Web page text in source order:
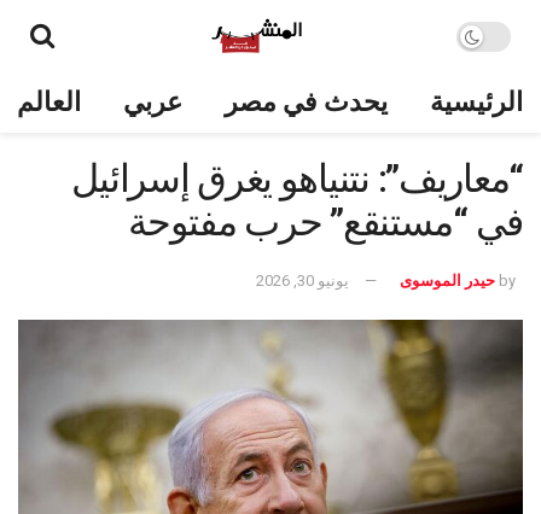
الرئيسية يحدث في مصر عربي العالم
“معاريف”: نتنياهو يغرق إسرائيل
في “مستنقع” حرب مفتوحة
by حيدر الموسوى يونيو 30, 2026